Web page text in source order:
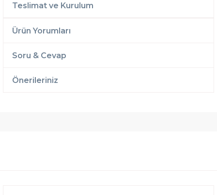
Teslimat ve Kurulum
Ürün Yorumları
Soru & Cevap
Önerileriniz